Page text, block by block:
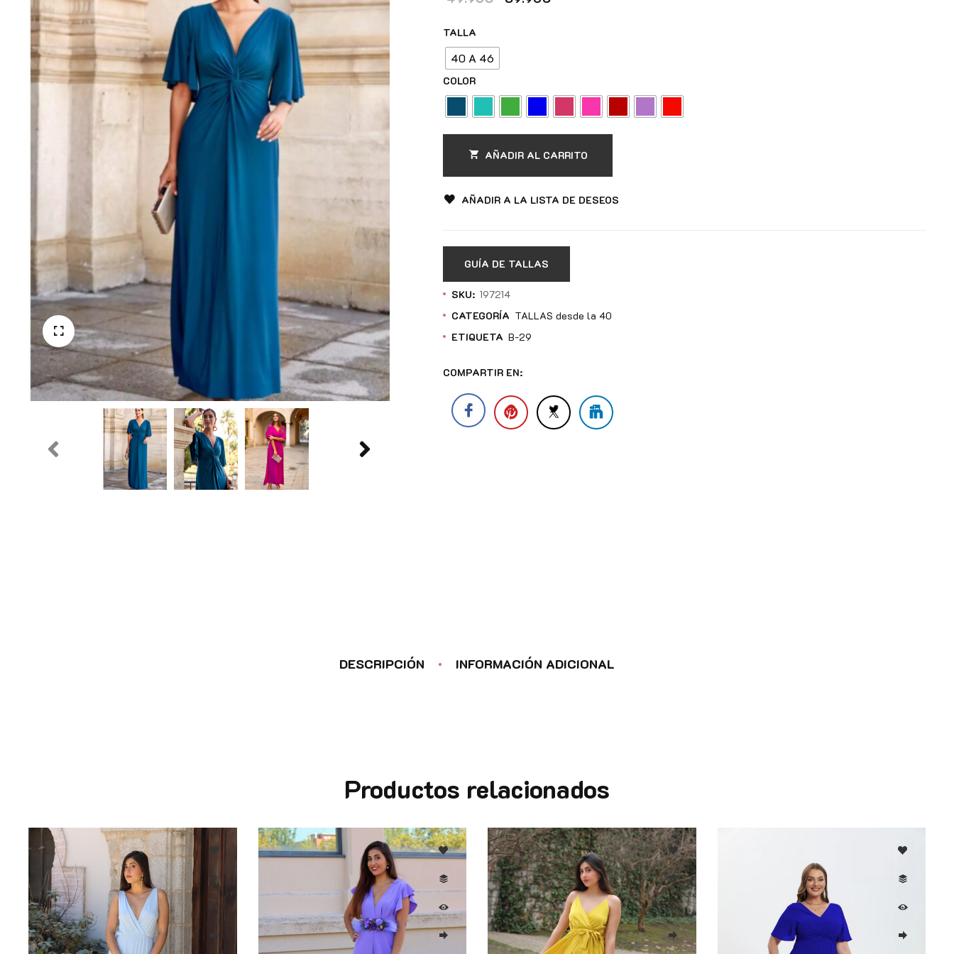
TALLA
40 A 46
COLOR
AÑADIR AL CARRITO
AÑADIR A LA LISTA DE DESEOS
GUÍA DE TALLAS
SKU: 197214
CATEGORÍA TALLAS desde la 40
ETIQUETA B-29
COMPARTIR EN:
DESCRIPCIÓN INFORMACIÓN ADICIONAL
Productos relacionados